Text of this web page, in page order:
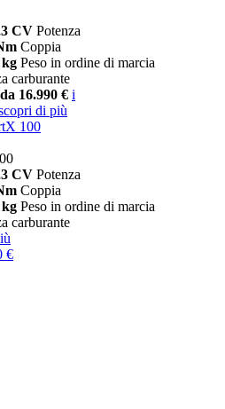
CV Potenza
Coppia
kg Peso in ordine di marcia
carburante
16.990 € i
di più
100
CV Potenza
Coppia
kg Peso in ordine di marcia
carburante
€